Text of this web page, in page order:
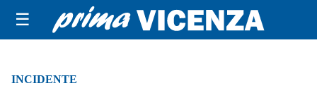
☰
INCIDENTE